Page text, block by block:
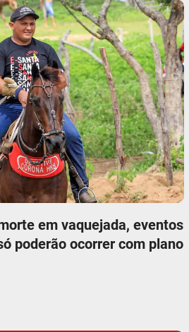
em vaquejada, eventos
poderão ocorrer com plano